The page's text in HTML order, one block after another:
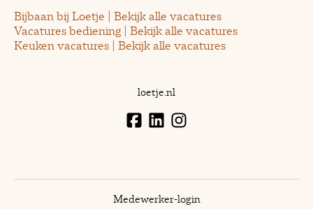
Bijbaan bij Loetje | Bekijk alle vacatures
Vacatures bediening | Bekijk alle vacatures
Keuken vacatures | Bekijk alle vacatures
loetje.nl
Medewerker-login